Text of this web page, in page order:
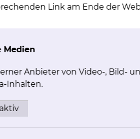
Sequenzgeräten von PROXO-
Übungen
Bewegungsmuster
mit
Computerprogrammen,
und ein Laufband für
Link am Ende der
Medien
Anbieter von Video-, Bild-
Inhalten.
aktiv